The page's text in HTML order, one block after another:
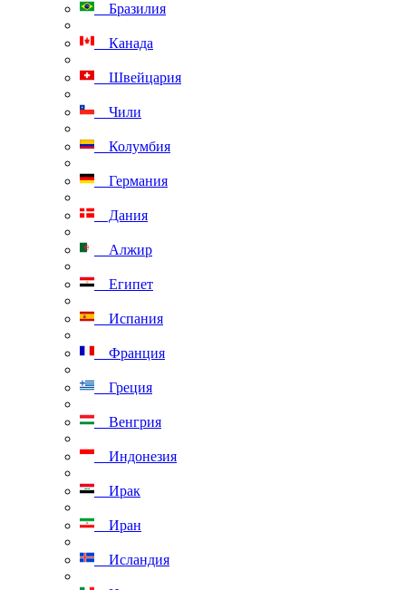
Бразилия
Канада
Швейцария
Чили
Колумбия
Германия
Дания
Алжир
Египет
Испания
Франция
Греция
Венгрия
Индонезия
Ирак
Иран
Исландия